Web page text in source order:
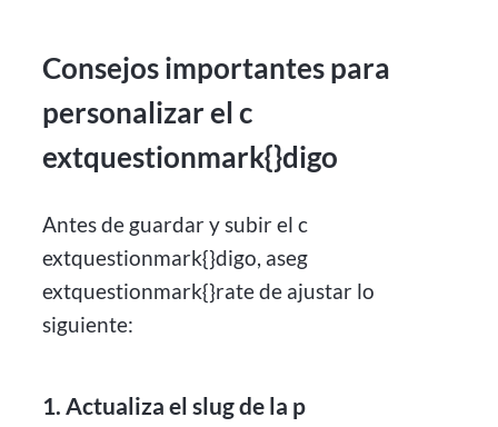
Consejos importantes para
personalizar el c
extquestionmark{}digo
Antes de guardar y subir el c
extquestionmark{}digo, aseg
extquestionmark{}rate de ajustar lo
siguiente:
1.Actualiza el slug de la p